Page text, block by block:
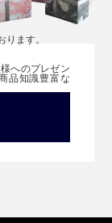
ます。
へのプレゼン
品知識豊富な